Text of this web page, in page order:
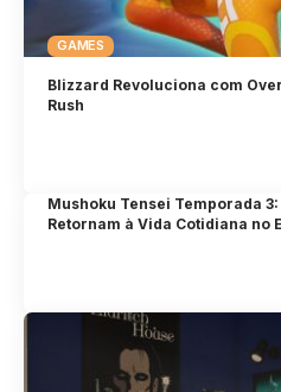
GAMES
Blizzard Revoluciona com
Rush
Mushoku Tensei Temporada 3:
Retornam à Vida Cotidiana no